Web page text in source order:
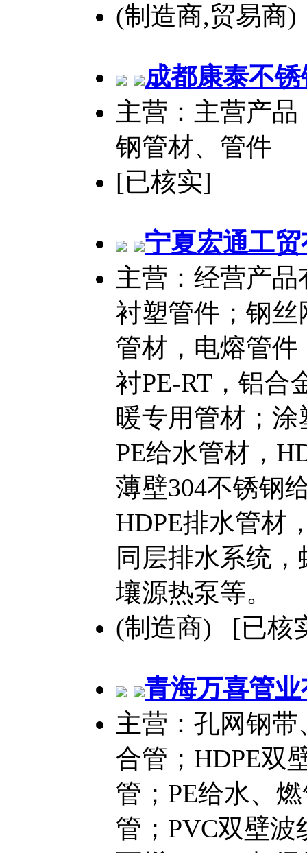
(制造商,贸易商
成都康泰不锈
主营：主营产
钢管材、管件
[已核实]
宁夏宏通工
主营：经营产
衬塑管件；钢丝
管材，电熔管件
衬PE-RT，铝合
暖专用管材；
PE给水管材，
薄壁304不锈钢
HDPE排水管材
同层排水系统
壤源热泵等。
(制造商) [已核
青海万喜管
主营：孔网钢
合管；HDPE双
管；PE给水、
管；PVC双壁波